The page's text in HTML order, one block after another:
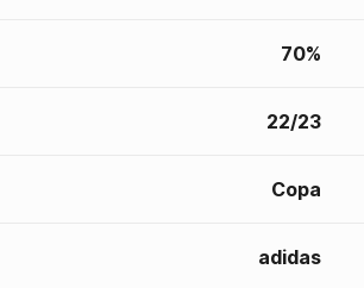
70%
22/23
Copa
adidas